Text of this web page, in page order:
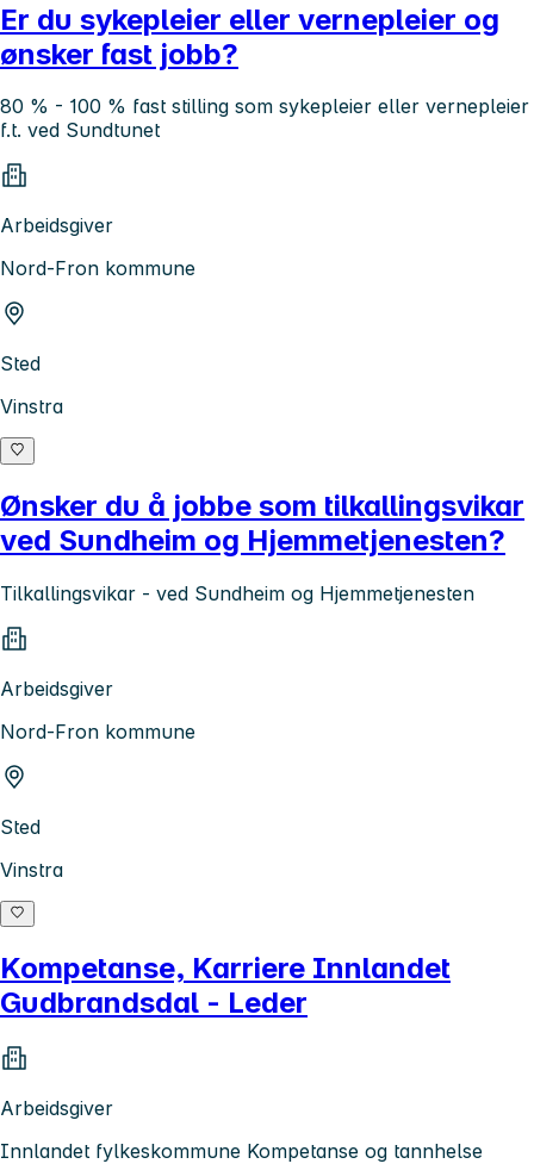
Er du sykepleier eller vernepleier og
ønsker fast jobb?
80 % - 100 % fast stilling som sykepleier eller vernepleier
f.t. ved Sundtunet
Arbeidsgiver
Nord-Fron kommune
Sted
Vinstra
Ønsker du å jobbe som tilkallingsvikar
ved Sundheim og Hjemmetjenesten?
Tilkallingsvikar - ved Sundheim og Hjemmetjenesten
Arbeidsgiver
Nord-Fron kommune
Sted
Vinstra
Kompetanse, Karriere Innlandet
Gudbrandsdal - Leder
Arbeidsgiver
Innlandet fylkeskommune Kompetanse og tannhelse